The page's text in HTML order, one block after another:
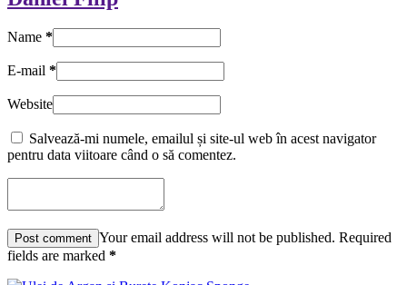
Name *
E-mail *
Website
Salvează-mi numele, emailul și site-ul web în acest navigator
pentru data viitoare când o să comentez.
Your email address will not be published. Required
fields are marked *